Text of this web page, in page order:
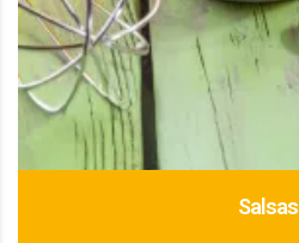
Salsas